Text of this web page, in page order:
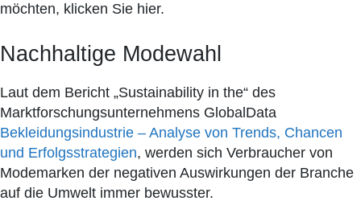
möchten, klicken Sie hier.
Nachhaltige Modewahl
Laut dem Bericht „Sustainability in the“ des
Marktforschungsunternehmens GlobalData
Bekleidungsindustrie – Analyse von Trends, Chancen
und Erfolgsstrategien, werden sich Verbraucher von
Modemarken der negativen Auswirkungen der Branche
auf die Umwelt immer bewusster.